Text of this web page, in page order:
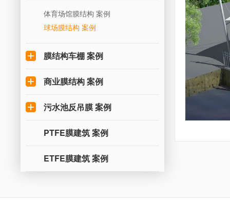
体育场馆膜结构 案例
球场膜结构 案例
膜结构车棚 案例
商业膜结构 案例
污水池反吊膜 案例
PTFE膜建筑 案例
ETFE膜建筑 案例